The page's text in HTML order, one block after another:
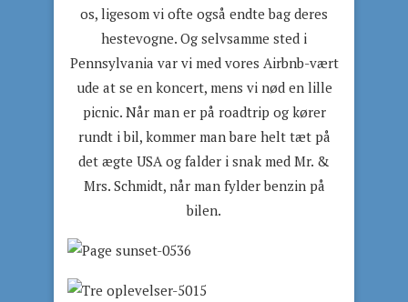
os, ligesom vi ofte også endte bag deres
hestevogne. Og selvsamme sted i
Pennsylvania var vi med vores Airbnb-vært
ude at se en koncert, mens vi nød en lille
picnic. Når man er på roadtrip og kører
rundt i bil, kommer man bare helt tæt på
det ægte USA og falder i snak med Mr. &
Mrs. Schmidt, når man fylder benzin på
bilen.